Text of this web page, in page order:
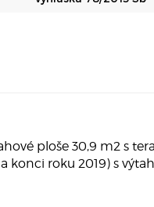
ploše 30,9 m2 s
konci roku 2019) s